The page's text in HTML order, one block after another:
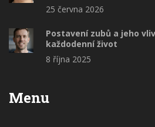
25 června 2026
Postavení zubů a jeho
každodenní život
8 října 2025
Menu